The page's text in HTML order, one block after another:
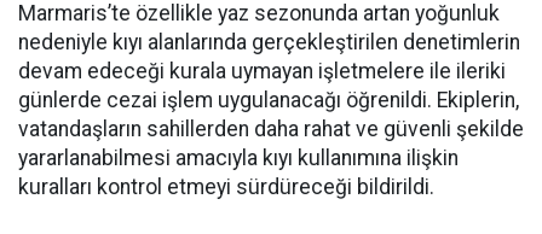
Marmaris’te özellikle yaz sezonunda artan yoğunluk
nedeniyle kıyı alanlarında gerçekleştirilen denetimlerin
devam edeceği kurala uymayan işletmelere ile ileriki
günlerde cezai işlem uygulanacağı öğrenildi. Ekiplerin,
vatandaşların sahillerden daha rahat ve güvenli şekilde
yararlanabilmesi amacıyla kıyı kullanımına ilişkin
kuralları kontrol etmeyi sürdüreceği bildirildi.